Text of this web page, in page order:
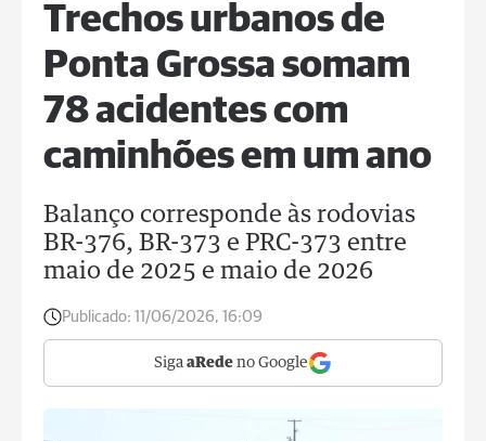
Trechos urbanos de
Ponta Grossa somam
78 acidentes com
caminhões em um ano
Balanço corresponde às rodovias
BR-376, BR-373 e PRC-373 entre
maio de 2025 e maio de 2026
Publicado: 11/06/2026, 16:09
Siga aRede no Google